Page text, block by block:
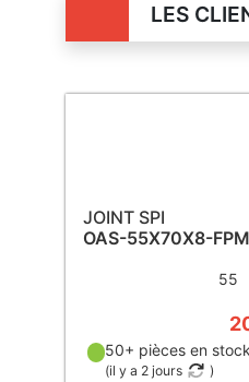
LES
JOINT SPI
OAS-55X70X8-FPM
55
50+ pièces en stock
(il y a 2 jours )